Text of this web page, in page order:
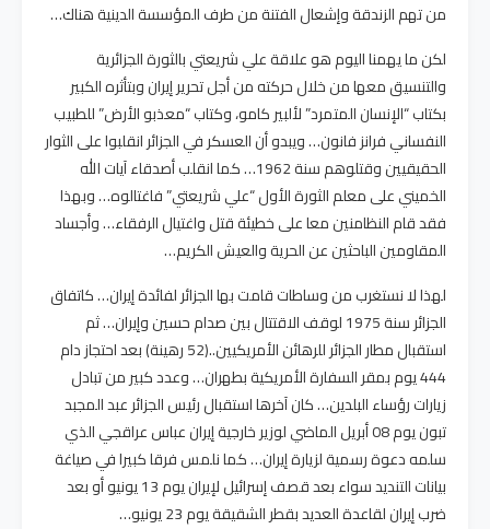
من تهم الزندقة وإشعال الفتنة من طرف المؤسسة الدينية هناك…
لكن ما يهمنا اليوم هو علاقة علي شريعتي بالثورة الجزائرية
والتنسيق معها من خلال حركته من أجل تحرير إيران وبتأثره الكبير
بكتاب “الإنسان المتمرد” لألبير كامو، وكتاب “معذبو الأرض” للطبيب
النفساني فرانز فانون… ويبدو أن العسكر في الجزائر انقلبوا على الثوار
الحقيقيين وقتلوهم سنة 1962… كما انقلب أصدقاء آيات الله
الخميني على معلم الثورة الأول “علي شريعتي” فاغتالوه… وبهذا
فقد قام النظامنين معا على خطيئة قتل واغتيال الرفقاء… وأجساد
المقاومين الباحثين عن الحرية والعيش الكريم…
لهذا لا نستغرب من وساطات قامت بها الجزائر لفائدة إيران… كاتفاق
الجزائر سنة 1975 لوقف الاقتتال بين صدام حسين وإيران… ثم
استقبال مطار الجزائر للرهائن الأمريكيين..(52 رهينة) بعد احتجاز دام
444 يوم بمقر السفارة الأمريكية بطهران… وعدد كبير من تبادل
زيارات رؤساء البلدين… كان آخرها استقبال رئيس الجزائر عبد المجبد
تبون يوم 08 أبريل الماضي لوزير خارجية إيران عباس عراقجي الذي
سلمه دعوة رسمية لزيارة إيران… كما نلمس فرقا كبيرا في صياغة
بيانات التنديد سواء بعد قصف إسرائيل لإيران يوم 13 يونيو أو بعد
ضرب إيران لقاعدة العديد بقطر الشقيقة يوم 23 يونيو…